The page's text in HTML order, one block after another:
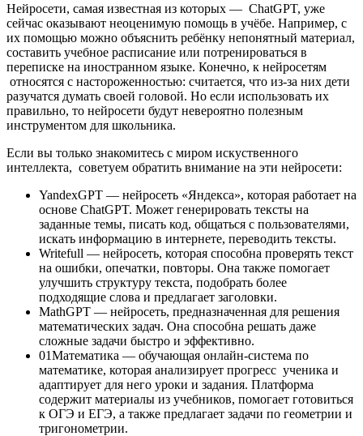
Нейросети, самая известная из которых — ChatGPT, уже
сейчас оказывают неоценимую помощь в учёбе. Например, с
их помощью можно объяснить ребёнку непонятный материал,
составить учебное расписание или потренироваться в
переписке на иностранном языке. Конечно, к нейросетям
относятся с настороженностью: считается, что из-за них дети
разучатся думать своей головой. Но если использовать их
правильно, то нейросети будут невероятно полезным
инструментом для школьника.
Если вы только знакомитесь с миром искуственного
интеллекта, советуем обратить внимание на эти нейросети:
YandexGPT — нейросеть «Яндекса», которая работает на
основе ChatGPT. Может генерировать тексты на
заданные темы, писать код, общаться с пользователями,
искать информацию в интернете, переводить тексты.
Writefull — нейросеть, которая способна проверять текст
на ошибки, опечатки, повторы. Она также помогает
улучшить структуру текста, подобрать более
подходящие слова и предлагает заголовки.
MathGPT — нейросеть, предназначенная для решения
математических задач. Она способна решать даже
сложные задачи быстро и эффективно.
01Математика — обучающая онлайн-система по
математике, которая анализирует прогресс ученика и
адаптирует для него уроки и задания. Платформа
содержит материалы из учебников, помогает готовиться
к ОГЭ и ЕГЭ, а также предлагает задачи по геометрии и
тригонометрии.